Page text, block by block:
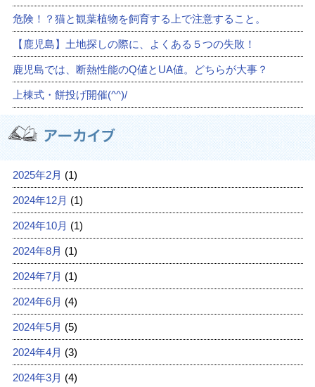
危険！？猫と観葉植物を飼育する上で注意すること。
【鹿児島】土地探しの際に、よくある５つの失敗！
鹿児島では、断熱性能のQ値とUA値。どちらが大事？
上棟式・餅投げ開催(^^)/
2025年2月 (1)
2024年12月 (1)
2024年10月 (1)
2024年8月 (1)
2024年7月 (1)
2024年6月 (4)
2024年5月 (5)
2024年4月 (3)
2024年3月 (4)